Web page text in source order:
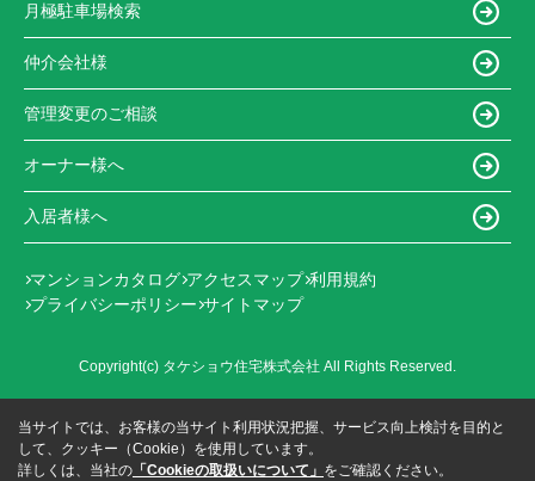
月極駐車場検索
仲介会社様
管理変更のご相談
オーナー様へ
入居者様へ
マンションカタログ アクセスマップ 利用規約
プライバシーポリシー サイトマップ
Copyright(c) タケショウ住宅株式会社 All Rights Reserved.
当サイトでは、お客様の当サイト利用状況把握、サービス向上検討を目的と
して、クッキー（Cookie）を使用しています。
詳しくは、当社の 「Cookieの取扱いについて」 をご確認ください。